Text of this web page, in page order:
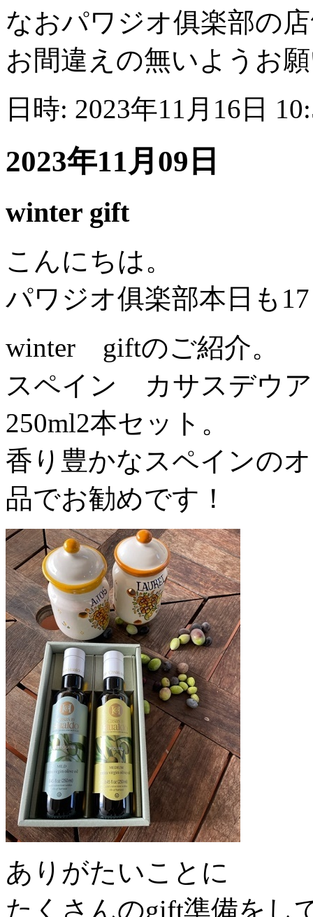
なおパワジオ俱楽部の
お間違えの無いようお
日時: 2023年11月16日
2023年11月09日
winter gift
こんにちは。
パワジオ俱楽部本日も
winter giftのご紹介。
スペイン カサスデウ
250ml2本セット。
香り豊かなスペインの
品でお勧めです！
ありがたいことに
たくさんのgift準備をし